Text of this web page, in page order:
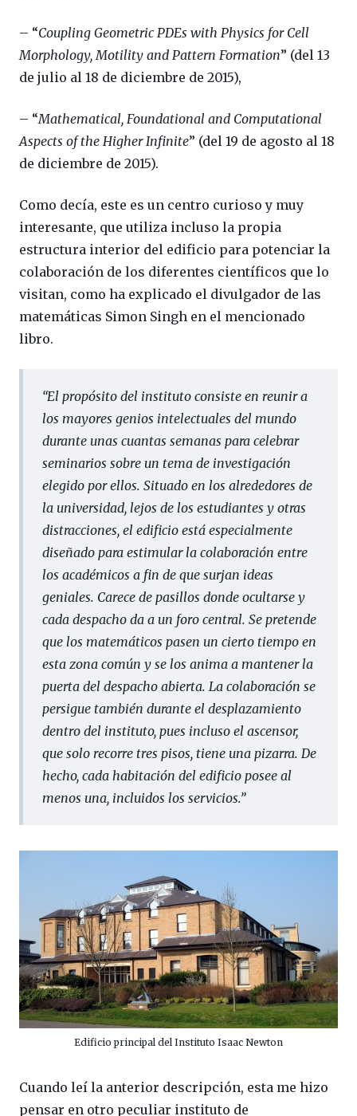
– “Coupling Geometric PDEs with Physics for Cell
Morphology, Motility and Pattern Formation” (del 13
de julio al 18 de diciembre de 2015),
– “Mathematical, Foundational and Computational
Aspects of the Higher Infinite” (del 19 de agosto al 18
de diciembre de 2015).
Como decía, este es un centro curioso y muy
interesante, que utiliza incluso la propia
estructura interior del edificio para potenciar la
colaboración de los diferentes científicos que lo
visitan, como ha explicado el divulgador de las
matemáticas Simon Singh en el mencionado
libro.
“El propósito del instituto consiste en reunir a
los mayores genios intelectuales del mundo
durante unas cuantas semanas para celebrar
seminarios sobre un tema de investigación
elegido por ellos. Situado en los alrededores de
la universidad, lejos de los estudiantes y otras
distracciones, el edificio está especialmente
diseñado para estimular la colaboración entre
los académicos a fin de que surjan ideas
geniales. Carece de pasillos donde ocultarse y
cada despacho da a un foro central. Se pretende
que los matemáticos pasen un cierto tiempo en
esta zona común y se los anima a mantener la
puerta del despacho abierta. La colaboración se
persigue también durante el desplazamiento
dentro del instituto, pues incluso el ascensor,
que solo recorre tres pisos, tiene una pizarra. De
hecho, cada habitación del edificio posee al
menos una, incluidos los servicios.”
Edificio principal del Instituto Isaac Newton
Cuando leí la anterior descripción, esta me hizo
pensar en otro peculiar instituto de